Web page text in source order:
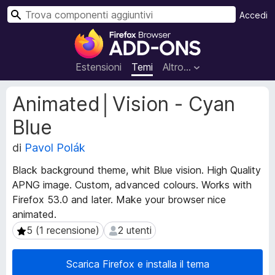
C
o
m
p
o
n
i
a
g
i
u
t
Estensioni Temi Altro…
Accedi
C
Animated│Vision - Cyan
Blue
di Pavol Polák
Black background theme, whit Blue vision. High Quality
APNG image. Custom, advanced colours. Works with
Firefox 53.0 and later. Make your browser nice
animated.
5 (1 recensione)
5 (1 recensione) 2 utenti
2 utenti
Scarica Firefox e installa il tema
M
e
t
a
d
t
i
e
s
t
e
n